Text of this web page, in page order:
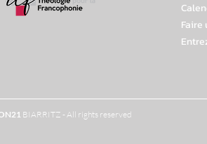
Faire
21 BIARRITZ - All rights reserved